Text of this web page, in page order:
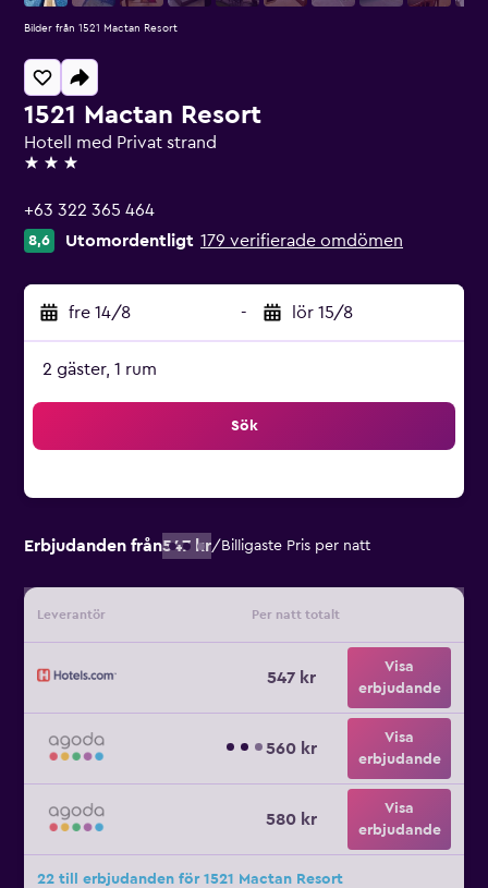
1521 Mactan Resort
Hotell med Privat strand
3 stjärnor
+63 322 365 464
8,6 Utomordentligt 179 verifierade omdömen
fre 14/8 - lör 15/8
2 gäster, 1 rum
Sök
Erbjudanden från547 kr/ Billigaste Pris per natt
Leverantör Per natt totalt
547 kr
Visa
erbjudande
560 kr
Visa
erbjudande
580 kr
Visa
erbjudande
22 till erbjudanden för 1521 Mactan Resort
Bilder från 1521 Mactan Resort